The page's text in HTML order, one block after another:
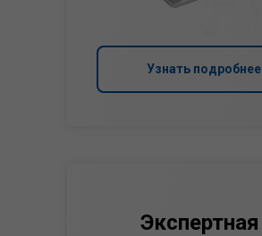
Узнать подробнее
Экспертная